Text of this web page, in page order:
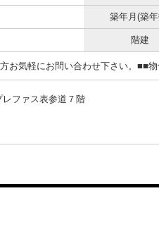
築年月(築
階建
お気軽にお問い合わせ下さい。■■
ファス表参道７階